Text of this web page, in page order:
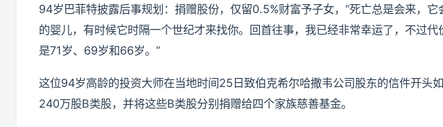
94岁巴菲特披露后事规划：捐赠股份，仅留0.5%财富予子女，“死亡总是会来，
的婴儿，有时候它时隔一个世纪才来找你。回首往事，我已经非常幸运了，不过
是71岁、69岁和66岁。”
这位94岁高龄的投资大师在当地时间25日致伯克希尔哈撒韦公司股东的信件开头
240万股B类股，并将这些B类股分别捐赠给四个家族慈善基金。